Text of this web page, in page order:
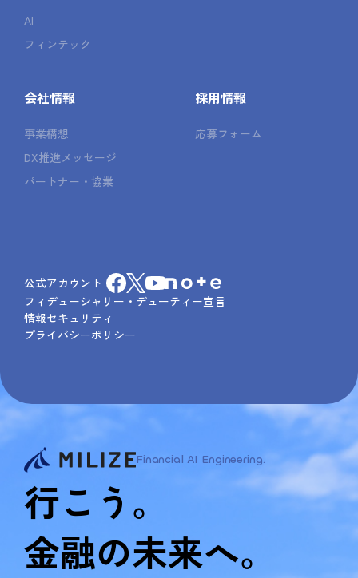
AI
フィンテック
会社情報
事業構想
DX推進メッセージ
パートナー・協業
採用情報
応募フォーム
公式アカウント
フィデューシャリー・デューティー宣言
情報セキュリティ
プライバシーポリシー
Financial AI Engineering.
行こう。
金融の未来へ。